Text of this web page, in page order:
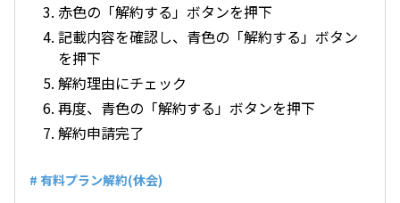
赤色の「解約する」ボタンを押下
記載内容を確認し、青色の「解約する」ボタン
を押下
解約理由にチェック
再度、青色の「解約する」ボタンを押下
解約申請完了
# 有料プラン解約(休会)